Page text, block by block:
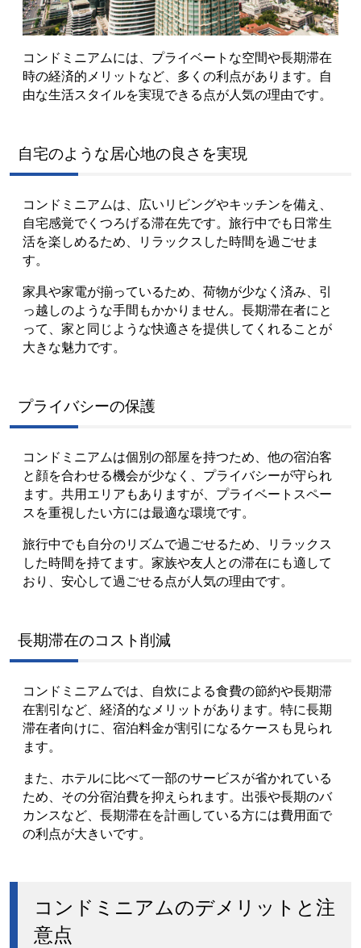
コンドミニアムには、プライベートな空間や長期滞在
時の経済的メリットなど、多くの利点があります。自
由な生活スタイルを実現できる点が人気の理由です。
自宅のような居心地の良さを実現
コンドミニアムは、広いリビングやキッチンを備え、
自宅感覚でくつろげる滞在先です。旅行中でも日常生
活を楽しめるため、リラックスした時間を過ごせま
す。
家具や家電が揃っているため、荷物が少なく済み、引
っ越しのような手間もかかりません。長期滞在者にと
って、家と同じような快適さを提供してくれることが
大きな魅力です。
プライバシーの保護
コンドミニアムは個別の部屋を持つため、他の宿泊客
と顔を合わせる機会が少なく、プライバシーが守られ
ます。共用エリアもありますが、プライベートスペー
スを重視したい方には最適な環境です。
旅行中でも自分のリズムで過ごせるため、リラックス
した時間を持てます。家族や友人との滞在にも適して
おり、安心して過ごせる点が人気の理由です。
長期滞在のコスト削減
コンドミニアムでは、自炊による食費の節約や長期滞
在割引など、経済的なメリットがあります。特に長期
滞在者向けに、宿泊料金が割引になるケースも見られ
ます。
また、ホテルに比べて一部のサービスが省かれている
ため、その分宿泊費を抑えられます。出張や長期のバ
カンスなど、長期滞在を計画している方には費用面で
の利点が大きいです。
コンドミニアムのデメリットと注
意点